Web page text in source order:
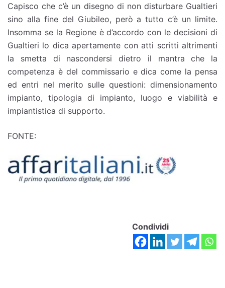
Capisco che c’è un disegno di non disturbare Gualtieri
sino alla fine del Giubileo, però a tutto c’è un limite.
Insomma se la Regione è d’accordo con le decisioni di
Gualtieri lo dica apertamente con atti scritti altrimenti
la smetta di nascondersi dietro il mantra che la
competenza è del commissario e dica come la pensa
ed entri nel merito sulle questioni: dimensionamento
impianto, tipologia di impianto, luogo e viabilità e
impiantistica di supporto.
FONTE:
Condividi